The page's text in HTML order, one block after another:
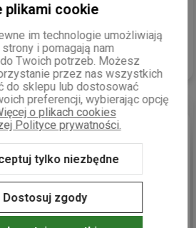
Komentarz sklepu
się swoją opinią!
prezentowa z grawerunkiem
Szybka i sprawnadostawa
nam słyszeć, że spełniliśmy Pani
ponownie do odkrywania
zestawów!
plikami cookie
im technologie umożliwiają
i pomagają nam
Twoich potrzeb. Możesz
przez nas wszystkich
do sklepu lub dostosować
preferencji, wybierając opcję
o plikach cookies
Polityce prywatności.
tylko niezbędne
Dostosuj zgody